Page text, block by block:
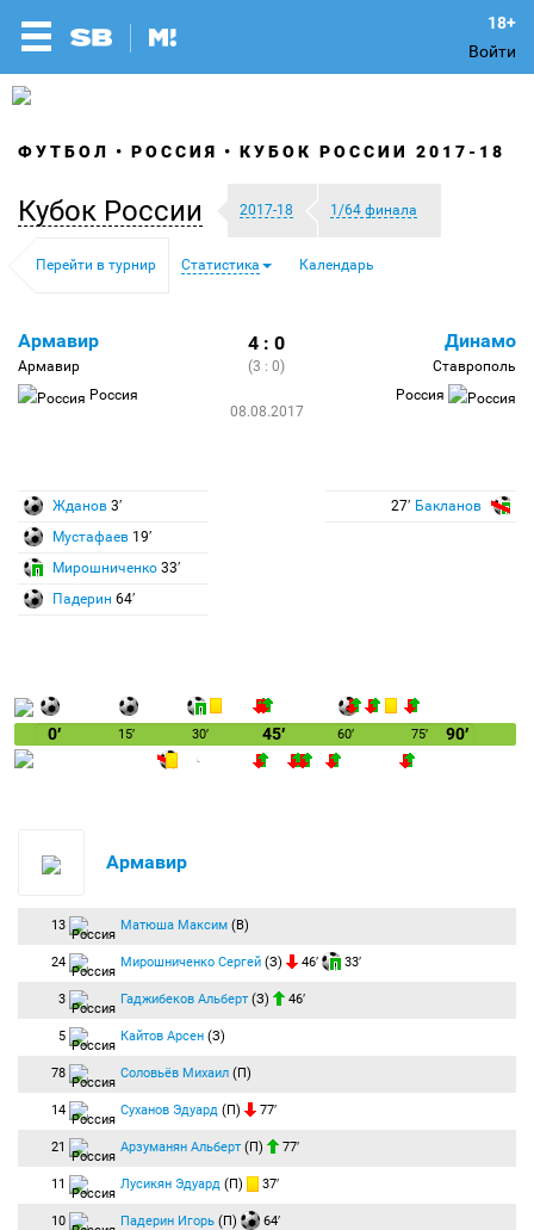
Войти
ФУТБОЛ РОССИЯ КУБОК РОССИИ 2017-18
Кубок России 2017-18 1/64 финала
Перейти в турнир Статистика Календарь
Армавир
Армавир
Россия
4 : 0
(3 : 0)
08.08.2017
Динамо
Ставрополь
Россия
Жданов 3′
Мустафаев 19′
Мирошниченко 33′
Падерин 64′
27′ Бакланов
0′ 15′ 30′ 45′ 60′ 75′ 90′
Армавир
13 Матюша Максим (В)
24 Мирошниченко Сергей (З) 46′ 33′
3 Гаджибеков Альберт (З) 46′
5 Кайтов Арсен (З)
78 Соловьёв Михаил (П)
14 Суханов Эдуард (П) 77′
21 Арзуманян Альберт (П) 77′
11 Лусикян Эдуард (П) 37′
10 Падерин Игорь (П) 64′